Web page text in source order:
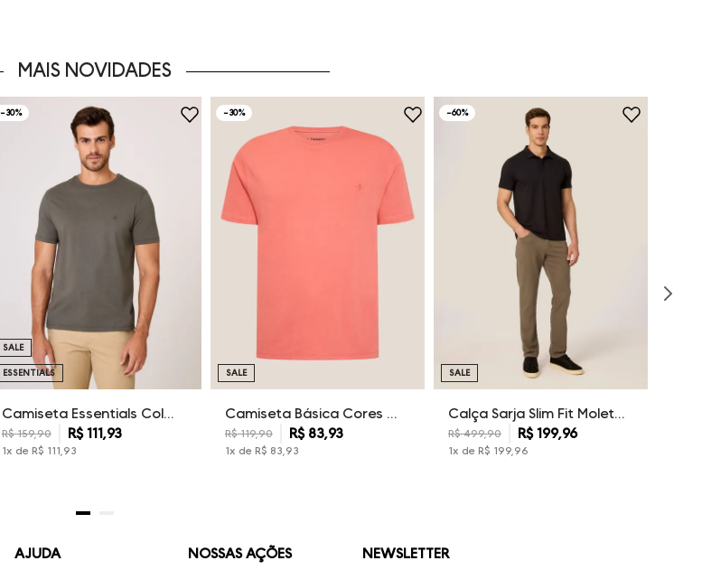
MAIS NOVIDADES
-30%
Camiseta Essentials Color Dudalina Masculina
R$ 159,90 R$111,93
1x de R$ 111 93
SALE
ESSENTIALS
-30%
Camiseta Básica Cores Dudalina Masculina
R$ 119,90 R$ 83,93
1x de R$ 83 93
SALE
-60%
Calça Sarja Slim Fit Moletom Dudalina Masculina
R$ 499,90 R$199,96
1x de R$ 199, 96
SALE
AJUDA NOSSAS AÇÕES
NEWSLETTER